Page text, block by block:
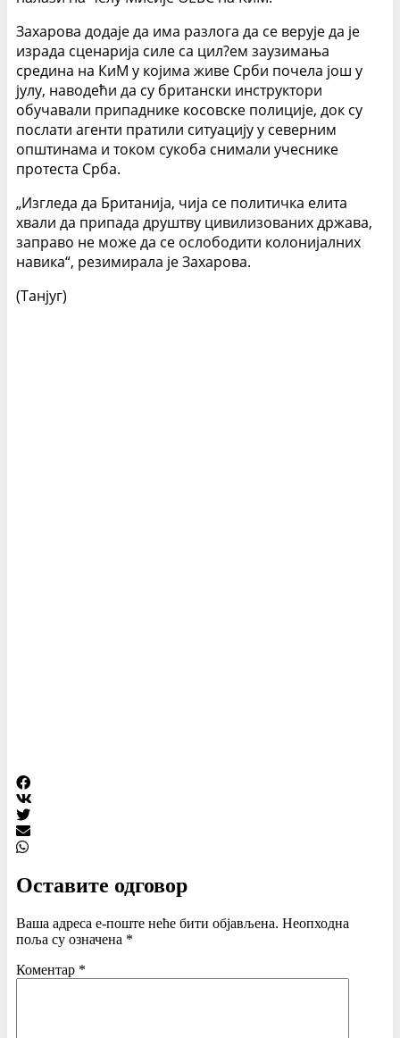
Захарова додаје да има разлога да се верује да је
израда сценарија силе са цил?ем заузимања
средина на КиМ у којима живе Срби почела још у
јулу, наводећи да су британски инструктори
обучавали припаднике косовске полиције, док су
послати агенти пратили ситуацију у северним
општинама и током сукоба снимали учеснике
протеста Срба.
„Изгледа да Британија, чија се политичка елита
хвали да припада друштву цивилизованих држава,
заправо не може да се ослободити колонијалних
навика“, резимирала је Захарова.
(Танјуг)
Оставите одговор
Ваша адреса е-поште неће бити објављена. Неопходна
поља су означена *
Коментар *